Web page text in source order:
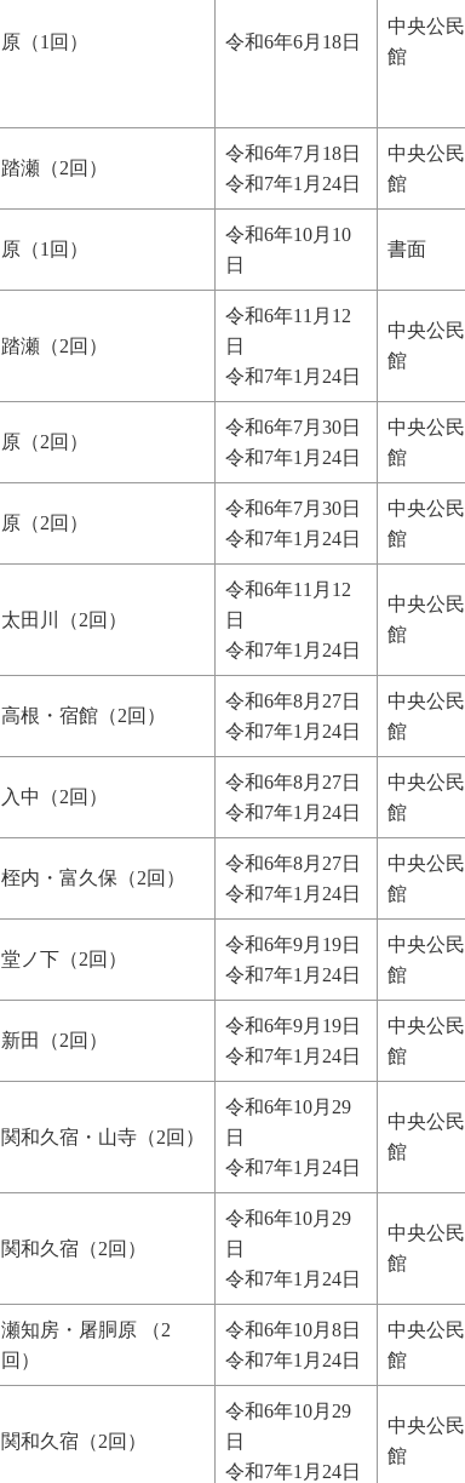
原（1回） 令和6年6月18日
中央公民
館
踏瀬（2回）
令和6年7月18日
令和7年1月24日
中央公民
館
原（1回）
令和6年10月10
日
書面
踏瀬（2回）
令和6年11月12
日
令和7年1月24日
中央公民
館
原（2回）
令和6年7月30日
令和7年1月24日
中央公民
館
原（2回）
令和6年7月30日
令和7年1月24日
中央公民
館
太田川（2回）
令和6年11月12
日
令和7年1月24日
中央公民
館
高根・宿館（2回）
令和6年8月27日
令和7年1月24日
中央公民
館
入中（2回）
令和6年8月27日
令和7年1月24日
中央公民
館
桎内・富久保（2回）
令和6年8月27日
令和7年1月24日
中央公民
館
堂ノ下（2回）
令和6年9月19日
令和7年1月24日
中央公民
館
新田（2回）
令和6年9月19日
令和7年1月24日
中央公民
館
関和久宿・山寺（2回）
令和6年10月29
日
令和7年1月24日
中央公民
館
関和久宿（2回）
令和6年10月29
日
令和7年1月24日
中央公民
館
瀬知房・屠胴原 （2
回）
令和6年10月8日
令和7年1月24日
中央公民
館
関和久宿（2回）
令和6年10月29
日
令和7年1月24日
中央公民
館